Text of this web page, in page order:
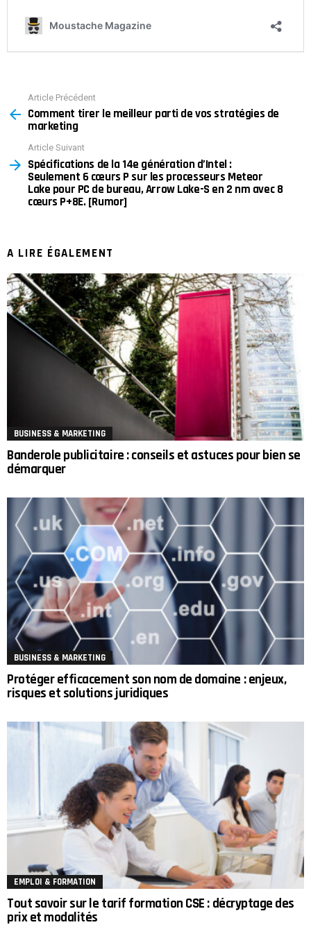
more
Article Précédent
Comment tirer le meilleur parti de vos stratégies de
marketing
Article Suivant
Spécifications de la 14e génération d’Intel :
Seulement 6 cœurs P sur les processeurs Meteor
Lake pour PC de bureau, Arrow Lake-S en 2 nm avec 8
cœurs P+8E. [Rumor]
A LIRE ÉGALEMENT
BUSINESS & MARKETING
Banderole publicitaire : conseils et astuces pour bien se
démarquer
BUSINESS & MARKETING
Protéger efficacement son nom de domaine : enjeux,
risques et solutions juridiques
EMPLOI & FORMATION
Tout savoir sur le tarif formation CSE : décryptage des
prix et modalités